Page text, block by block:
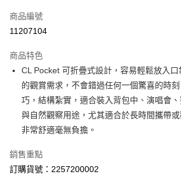
ATM付款
郵寄到府(台灣本島適用)
每筆NT$100，滿NT$2,000(含以上)免運費
台灣離島寄送(基本運費100元+離島加收80元)
每筆NT$180，滿NT$2,000(含以上)免運費
商品編號
11207104
商品特色
CL Pocket 可折疊式設計，容易輕鬆放入
的觀賞需求，不會錯過任何一個驚喜的時
巧，結構紮實，適合裝入背包中、演唱會
與自然觀察用途，尤其適合於長時間攜帶
非常舒適毫無負擔。
銷售重點
訂購貨號：2257200002